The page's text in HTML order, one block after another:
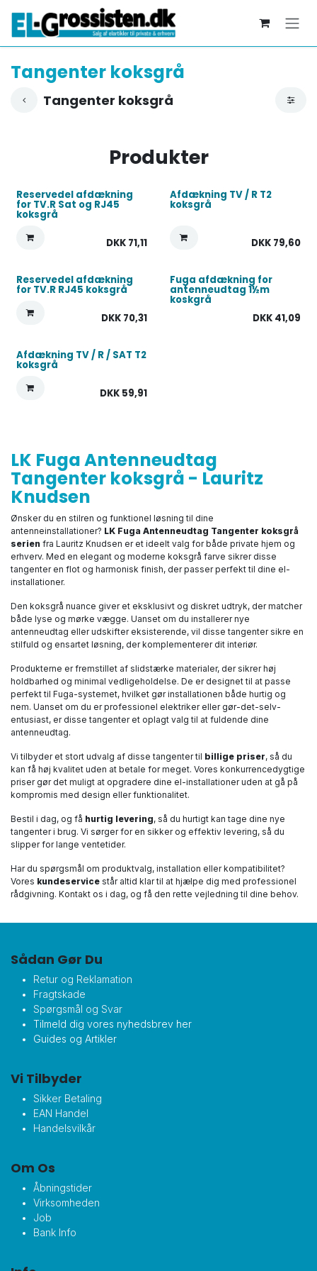
Tangenter koksgrå
Tangenter koksgrå
Produkter
Reservedel afdækning
for TV.R Sat og RJ45
koksgrå
DKK 71,11
Afdækning TV / R T2
koksgrå
DKK 79,60
Reservedel afdækning
for TV.R RJ45 koksgrå
DKK 70,31
Fuga afdækning for
antenneudtag 1½m
koskgrå
DKK 41,09
Afdækning TV / R / SAT T2
koksgrå
DKK 59,91
LK Fuga Antenneudtag
Tangenter koksgrå - Lauritz
Knudsen
Ønsker du en stilren og funktionel løsning til dine
antenneinstallationer? LK Fuga Antenneudtag Tangenter koksgrå
serien fra Lauritz Knudsen er et ideelt valg for både private hjem og
erhverv. Med en elegant og moderne koksgrå farve sikrer disse
tangenter en flot og harmonisk finish, der passer perfekt til dine el-
installationer.
Den koksgrå nuance giver et eksklusivt og diskret udtryk, der matcher
både lyse og mørke vægge. Uanset om du installerer nye
antenneudtag eller udskifter eksisterende, vil disse tangenter sikre en
stilfuld og ensartet løsning, der komplementerer dit interiør.
Produkterne er fremstillet af slidstærke materialer, der sikrer høj
holdbarhed og minimal vedligeholdelse. De er designet til at passe
perfekt til Fuga-systemet, hvilket gør installationen både hurtig og
nem. Uanset om du er professionel elektriker eller gør-det-selv-
entusiast, er disse tangenter et oplagt valg til at fuldende dine
antenneudtag.
Vi tilbyder et stort udvalg af disse tangenter til billige priser, så du
kan få høj kvalitet uden at betale for meget. Vores konkurrencedygtige
priser gør det muligt at opgradere dine el-installationer uden at gå på
kompromis med design eller funktionalitet.
Bestil i dag, og få hurtig levering, så du hurtigt kan tage dine nye
tangenter i brug. Vi sørger for en sikker og effektiv levering, så du
slipper for lange ventetider.
Har du spørgsmål om produktvalg, installation eller kompatibilitet?
Vores kundeservice står altid klar til at hjælpe dig med professionel
rådgivning. Kontakt os i dag, og få den rette vejledning til dine behov.
Sådan Gør Du
Retur og Reklamation
Fragtskade
Spørgsmål og Svar
Tilmeld dig vores nyhedsbrev her
Guides og Artikler
Vi Tilbyder
Sikker Betaling
EAN Handel
Handelsvilkår
Om Os
Åbningstider
Virksomheden
Job
Bank Info